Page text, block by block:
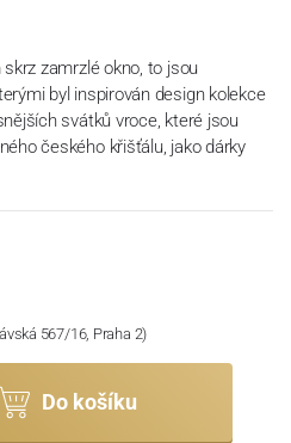
zamrzlé okno, to jsou
byl inspirován design kolekce
svátků vroce, které jsou
českého křišťálu, jako dárky
567/16, Praha 2)
Do košíku